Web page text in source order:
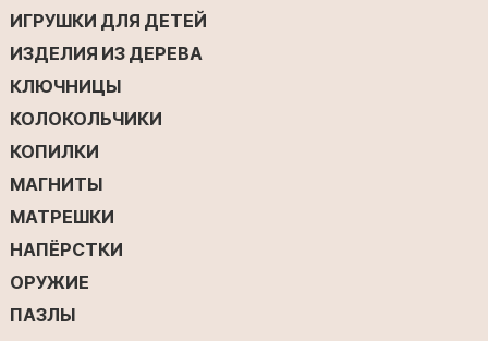
ИГРУШКИ ДЛЯ ДЕТЕЙ
ИЗДЕЛИЯ ИЗ ДЕРЕВА
КЛЮЧНИЦЫ
КОЛОКОЛЬЧИКИ
КОПИЛКИ
МАГНИТЫ
МАТРЕШКИ
НАПЁРСТКИ
ОРУЖИЕ
ПАЗЛЫ